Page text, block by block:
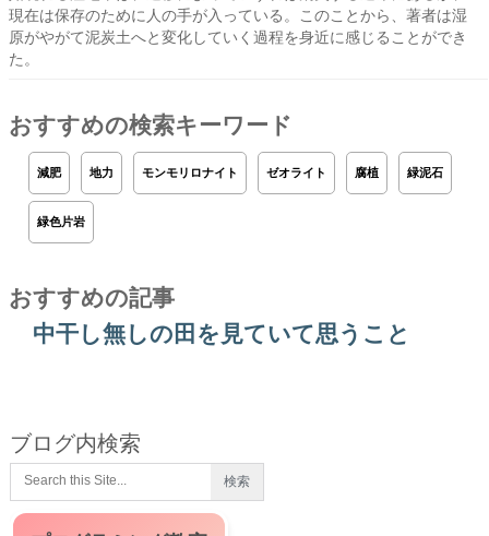
現在は保存のために人の手が入っている。このことから、著者は湿
原がやがて泥炭土へと変化していく過程を身近に感じることができ
た。
おすすめの検索キーワード
減肥 地力 モンモリロナイト ゼオライト 腐植 緑泥石
緑色片岩
おすすめの記事
中干し無しの田を見ていて思うこと
ブログ内検索